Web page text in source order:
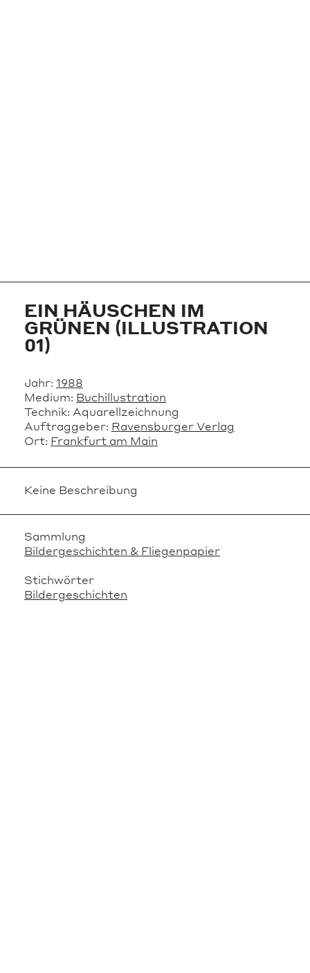
EIN HÄUSCHEN IM
GRÜNEN (ILLUSTRATION
01)
Jahr: 1988
Medium: Buchillustration
Technik: Aquarellzeichnung
Auftraggeber: Ravensburger Verlag
Ort: Frankfurt am Main
Keine Beschreibung
Sammlung
Bildergeschichten & Fliegenpapier
Stichwörter
Bildergeschichten